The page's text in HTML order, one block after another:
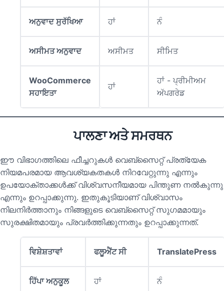
ਅਨੁਵਾਦ ਸੁਰੱਖਿਆ ਹਾਂ ਨੰ
ਅਸੀਮਤ ਅਨੁਵਾਦ ਅਸੀਮਤ ਸੀਮਿਤ
WooCommerce
ਸਹਾਇਤਾ
ਹਾਂ
ਹਾਂ - ਪ੍ਰੀਮੀਅਮ
ਅੱਪਗਰੇਡ
ਪਾਲਣਾ ਅਤੇ ਸਮਰਥਨ
ഈ വിഭാഗത്തിലെ ഫീച്ചറുകൾ വെബ്സൈറ്റ് പ്രത്യേക
നിയമപരമായ ആവശ്യകതകൾ നിറവേറ്റുന്നു എന്നും
ഉപയോക്താക്കൾക്ക് വിശ്വസനീയമായ പിന്തുണ നൽകുന്നു
എന്നും ഉറപ്പാക്കുന്നു. ഇതുകൂടിയാണ് വിശ്വാസം
നിലനിർത്താനും നിങ്ങളുടെ വെബ്സൈറ്റ് സുഗമമായും
സുരക്ഷിതമായും പ്രവർത്തിക്കുന്നതും ഉറപ്പാക്കുന്നത്.
ਵਿਸ਼ੇਸ਼ਤਾਵਾਂ ਫਲੂਐਂਟ ਸੀ TranslatePress
ਹਿੱਪਾ ਅਨੁਕੂਲ ਹਾਂ ਨੰ